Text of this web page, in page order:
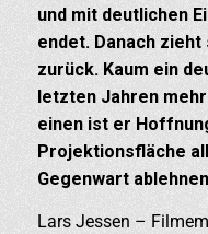
und mit deutlichen
endet. Danach
zurück. Kaum ein
letzten Jahren
einen ist er
Projektionsfläche
Gegenwart
Lars Jessen –